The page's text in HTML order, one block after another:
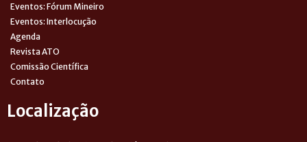
Eventos: Fórum Mineiro
Eventos: Interlocução
Agenda
Revista ATO
Comissão Científica
Contato
Localização